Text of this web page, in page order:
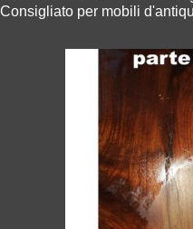
Consigliato per mobili